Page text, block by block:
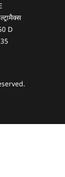
D